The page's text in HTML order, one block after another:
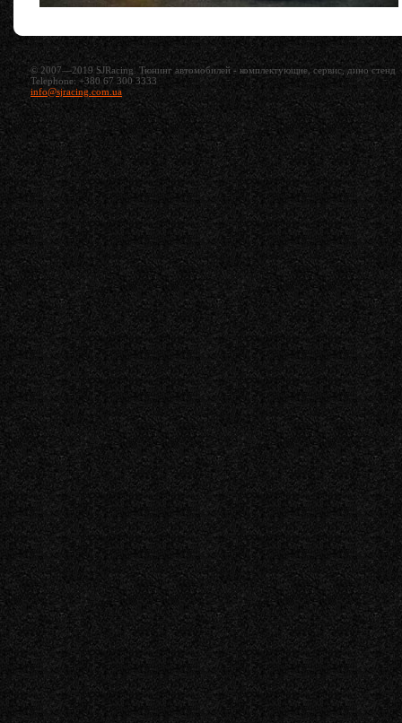
© 2007—2019 SJRacing. Тюнинг автомобилей - комплектующие, сервис, дино стенд
Telephone: +380 67 300 3333
info@sjracing.com.ua